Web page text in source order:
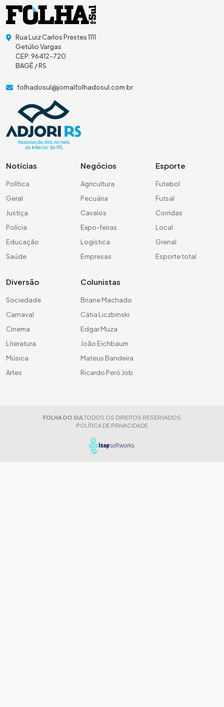
Rua Luiz Carlos Prestes 1111
Getúlio Vargas
CEP: 96412-720
BAGÉ / RS
folhadosul@jornalfolhadosul.com.br
Notícias
Política
Geral
Justiça
Polícia
Educação
Saúde
Negócios
Agricultura
Pecuária
Cavalos
Expo-feiras
Logística
Empresas
Esporte
Futebol
Futsal
Corridas
Local
Grenal
Esporte total
Diversão
Sociedade
Carnaval
Cinema
Literatura
Música
Artes
Colunistas
Briane Machado
Cátia Liczbinski
Edgar Muza
João Eichbaum
Mateus Bandeira
Ricardo Peró Job
FOLHA DO SUL TODOS OS DIREITOS RESERVADOS
POLÍTICA DE PRIVACIDADE